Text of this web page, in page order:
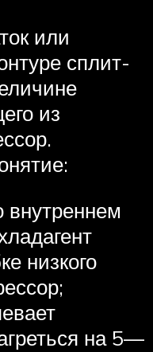
или
сплит-
из
низкого
на 5—